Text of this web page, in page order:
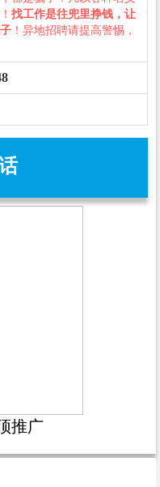
找工作是往兜里挣钱，让
！异地招聘请提高警惕，
推广